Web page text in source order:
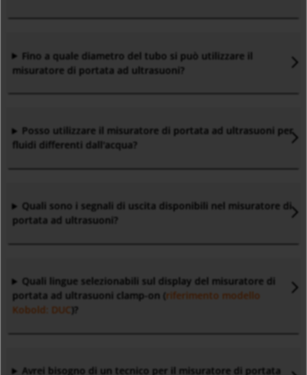
Fino a quale diametro del tubo si può utilizzare il
misuratore di portata ad ultrasuoni?
Posso utilizzare il misuratore di portata ad ultrasuoni per
fluidi differenti dall'acqua?
Quali sono i segnali di uscita disponibili nel misuratore di
portata ad ultrasuoni?
Quali lingue selezionabili sul display del misuratore di
portata ad ultrasuoni clamp-on (riferimento modello
Kobold: DUC )?
Avrei bisogno di un tecnico per il misuratore di portata